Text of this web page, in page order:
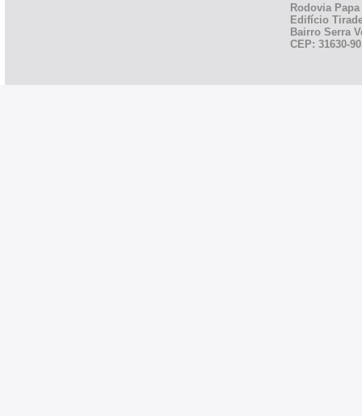
Rodovia
Edifício
Bairro Serra
CEP: 31630-